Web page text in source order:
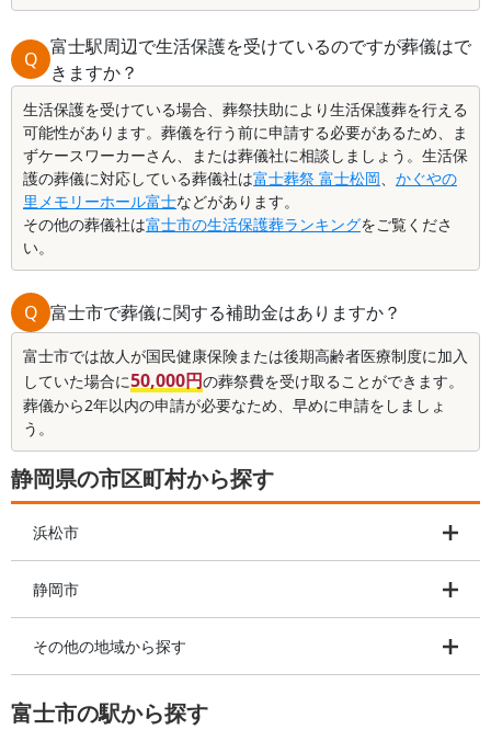
Q
富士駅周辺で生活保護を受けているのですが葬儀はで
きますか？
生活保護を受けている場合、葬祭扶助により生活保護葬を行える
可能性があります。葬儀を行う前に申請する必要があるため、ま
ずケースワーカーさん、または葬儀社に相談しましょう。生活保
護の葬儀に対応している葬儀社は富士葬祭 富士松岡、 かぐやの
里メモリーホール富士などがあります。
その他の葬儀社は富士市の生活保護葬ランキングをご覧くださ
い。
Q 富士市で葬儀に関する補助金はありますか？
富士市では故人が国民健康保険または後期高齢者医療制度に加入
していた場合に50,000円の葬祭費を受け取ることができます。
葬儀から2年以内の申請が必要なため、早めに申請をしましょ
う。
静岡県の市区町村から探す
浜松市
静岡市
その他の地域から探す
富士市の駅から探す